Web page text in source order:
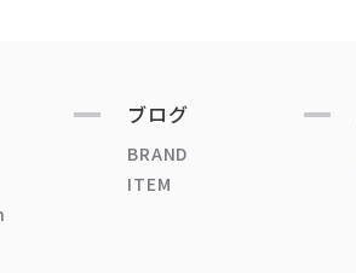
ブログ
BRAND
ITEM